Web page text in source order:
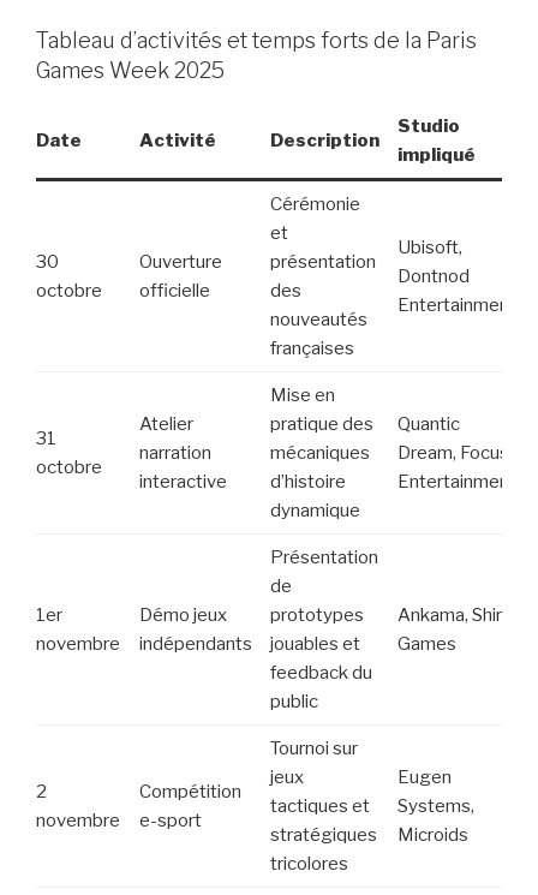
Tableau d’activités et temps forts de la Paris
Games Week 2025
Date Activité Description
Studio
impliqué
30
octobre
Ouverture
officielle
Cérémonie
et
présentation
des
nouveautés
françaises
Ubisoft,
Dontnod
Entertainment
31
octobre
Atelier
narration
interactive
Mise en
pratique des
mécaniques
d’histoire
dynamique
Quantic
Dream, Focus
Entertainment
1er
novembre
Démo jeux
indépendants
Présentation
de
prototypes
jouables et
feedback du
public
Ankama, Shiro
Games
2
novembre
Compétition
e-sport
Tournoi sur
jeux
tactiques et
stratégiques
tricolores
Eugen
Systems,
Microids